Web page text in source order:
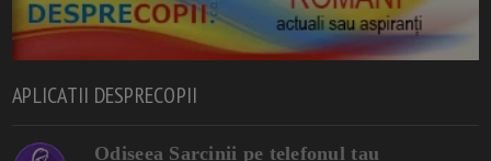
APLICATII DESPRECOPII
Odiseea Sarcinii pe telefonul tau